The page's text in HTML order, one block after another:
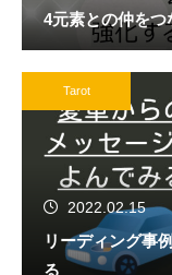
4元素との仲を
Tarot
2022.02.15
リーディング事
る